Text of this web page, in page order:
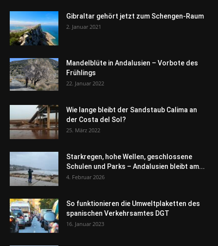
Gibraltar gehört jetzt zum Schengen-Raum
2. Januar 2021
Mandelblüte in Andalusien – Vorbote des
Frühlings
22. Januar 2022
Wie lange bleibt der Sandstaub Calima an
der Costa del Sol?
25. März 2022
Starkregen, hohe Wellen, geschlossene
Schulen und Parks – Andalusien bleibt am...
4. Februar 2026
So funktionieren die Umweltplaketten des
spanischen Verkehrsamtes DGT
16. Januar 2023